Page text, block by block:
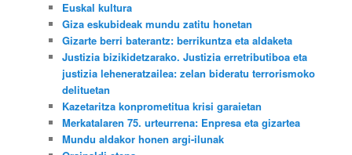
Euskal kultura
Giza eskubideak mundu zatitu honetan
Gizarte berri baterantz: berrikuntza eta aldaketa
Justizia bizikidetzarako. Justizia erretributiboa eta
justizia leheneratzailea: zelan bideratu terrorismoko
delituetan
Kazetaritza konprometitua krisi garaietan
Merkatalaren 75. urteurrena: Enpresa eta gizartea
Mundu aldakor honen argi-ilunak